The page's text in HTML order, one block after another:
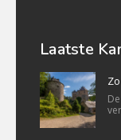
Laatste